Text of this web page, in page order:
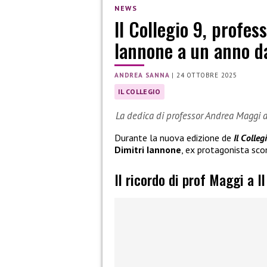
NEWS
Il Collegio 9,
Iannone a un anno
ANDREA SANNA |24 OTTOBRE 2025
IL COLLEGIO
La dedica di professor Andrea Maggi
Durante la nuova edizione de Il
Dimitri Iannone, ex protagonista
Il ricordo di prof Maggi a